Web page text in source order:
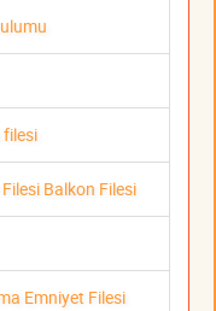
filesi
Balkon Filesi
Emniyet Filesi